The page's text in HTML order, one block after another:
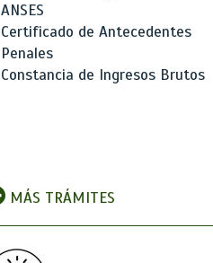
ANSES
Certificado de Antecedentes
Penales
Constancia de Ingresos Brutos
MÁS TRÁMITES